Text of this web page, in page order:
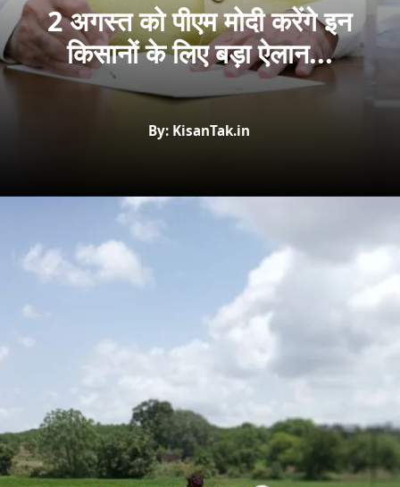
2 अगस्त को पीएम मोदी करेंगे इन
किसानों के लिए बड़ा ऐलान...
By: KisanTak.in